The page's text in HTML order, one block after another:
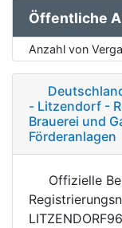
Öffentliche
Anzahl von
- Litzendorf -
Brauerei und
Förderanlagen
Offizielle